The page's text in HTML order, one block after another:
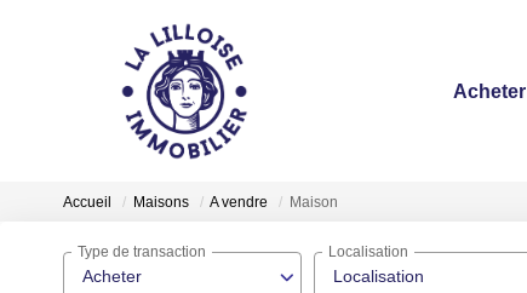
Acheter
Accueil Maisons A vendre Maison
Acheter
Type de transaction
Localisation
Localisation